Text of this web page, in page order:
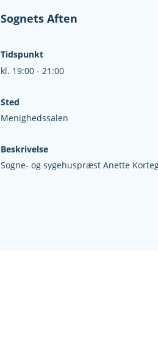
Sognets Aften
Tidspunkt
kl. 19:00 - 21:00
Sted
Menighedssalen
Beskrivelse
Sogne- og sygehuspræst Anette